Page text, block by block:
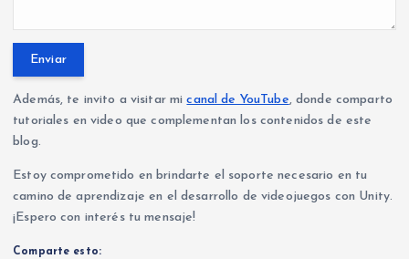
Además, te invito a visitar micanal de YouTube, donde comparto
tutoriales en video que complementan los contenidos de este
blog.
Estoy comprometido en brindarte el soporte necesario en tu
camino de aprendizaje en el desarrollo de videojuegos con Unity.
¡Espero con interés tu mensaje!
Comparte esto: